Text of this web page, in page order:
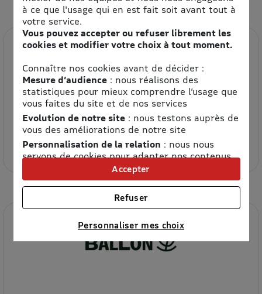
IKEA FR
3.7% de remise
à ce que l'usage qui en est fait soit avant tout à
votre service.
Vous pouvez accepter ou refuser librement les
cookies et modifier votre choix à tout moment.
Connaître nos cookies avant de décider :
Mesure d’audience: nous réalisons des
statistiques pour mieux comprendre l’usage que
vous faites du site et de nos services
Evolution de notre site: nous testons auprès de
vous des améliorations de notre site
Personnalisation de la relation : nous nous
servons de cookies pour adapter nos contenus
et personnaliser nos offres
Univers publicitaire: nous utilisons avec nos
partenaires des cookies pour afficher des
publicités personnalisées
Connaître notre politique cookies et la liste de nos
Personnaliser mes choix
Refuser
Accepter